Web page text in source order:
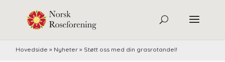
Hovedside » Nyheter » Støtt oss med din grasrotandel!